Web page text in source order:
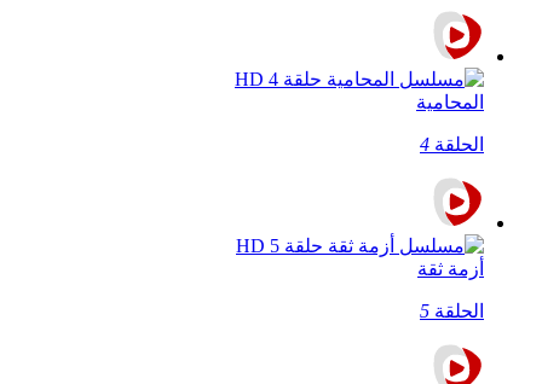
المحامية
الحلقة 4
أزمة ثقة
الحلقة 5